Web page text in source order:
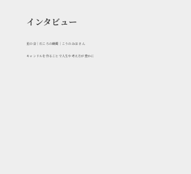
インタビュー
星の音｜石ころの蝋燭｜こうのみほ さん
キャンドルを作ることで人生や考え方が豊かに